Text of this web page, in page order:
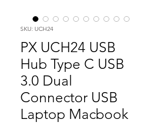
SKU: UCH24
PX UCH24 USB
Hub Type C USB
3.0 Dual
Connector USB
Laptop Macbook